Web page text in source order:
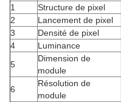
1
Structure de pixel
2
Lancement de pixel
3
Densité de pixel
4
Luminance
5
Dimension de
module
6
Résolution de
module